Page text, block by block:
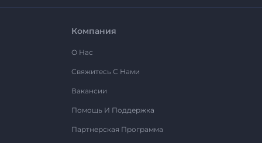
Компания
О Нас
Свяжитесь С Нами
Вакансии
Помощь И Поддержка
Партнерская Программа